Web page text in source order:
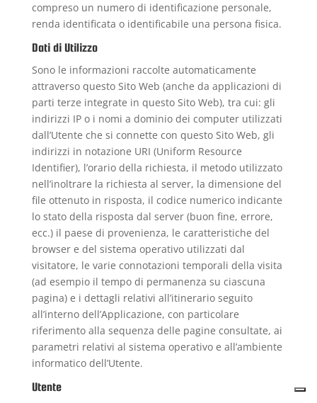
compreso un numero di identificazione personale,
renda identificata o identificabile una persona fisica.
Dati di Utilizzo
Sono le informazioni raccolte automaticamente
attraverso questo Sito Web (anche da applicazioni di
parti terze integrate in questo Sito Web), tra cui: gli
indirizzi IP o i nomi a dominio dei computer utilizzati
dall’Utente che si connette con questo Sito Web, gli
indirizzi in notazione URI (Uniform Resource
Identifier), l’orario della richiesta, il metodo utilizzato
nell’inoltrare la richiesta al server, la dimensione del
file ottenuto in risposta, il codice numerico indicante
lo stato della risposta dal server (buon fine, errore,
ecc.) il paese di provenienza, le caratteristiche del
browser e del sistema operativo utilizzati dal
visitatore, le varie connotazioni temporali della visita
(ad esempio il tempo di permanenza su ciascuna
pagina) e i dettagli relativi all’itinerario seguito
all’interno dell’Applicazione, con particolare
riferimento alla sequenza delle pagine consultate, ai
parametri relativi al sistema operativo e all’ambiente
informatico dell’Utente.
Utente